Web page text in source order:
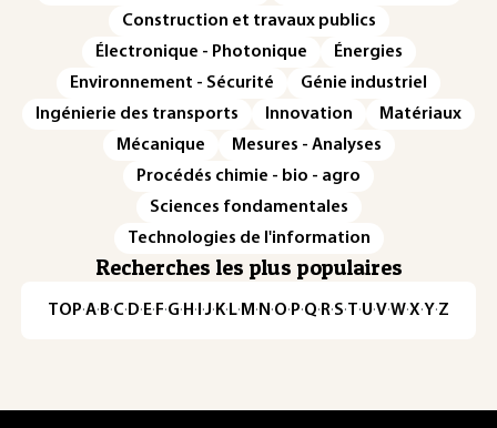
Construction et travaux publics
Électronique - Photonique
Énergies
Environnement - Sécurité
Génie industriel
Ingénierie des transports
Innovation
Matériaux
Mécanique
Mesures - Analyses
Procédés chimie - bio - agro
Sciences fondamentales
Technologies de l'information
Recherches les plus populaires
TOP·A·B·C· D· E· F·G· H · ·J· K· L· M · N ·O· P·Q· R·S·T·U·V·W·X·Y·Z